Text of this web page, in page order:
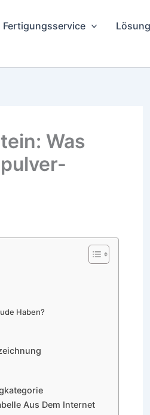
Fertigungsservice
Was
Haben?
Aus Dem Internet